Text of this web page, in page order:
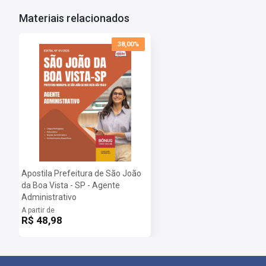
Dúvidas Frequentes:
Posso imprimir a apostila digital?
Sim, basta você fazer o download e imprimir.
Quando poderei acessar minha apostila digital?
Assim que o pagamento for confirmado, você receberá um e-
Importante: caso a apostila esteja em PRÉ-VENDA o arquivo
Materiais relacionados
38,00%
Apostila Prefeitura de São João
da Boa Vista - SP - Agente
Administrativo
A partir de
R$ 48,98